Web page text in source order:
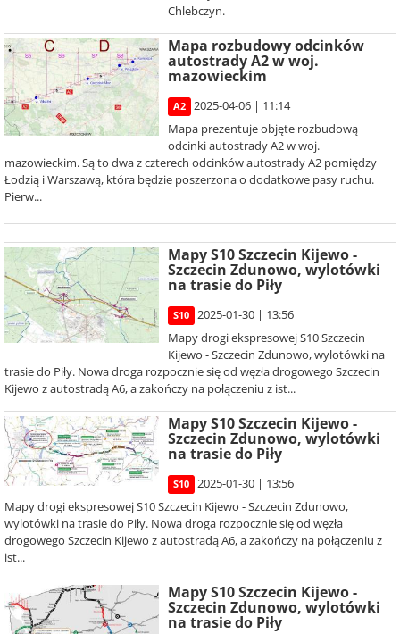
Chlebczyn.
Mapa rozbudowy odcinków
autostrady A2 w woj.
mazowieckim
A2
2025-04-06 | 11:14
Mapa prezentuje objęte rozbudową
odcinki autostrady A2 w woj.
mazowieckim. Są to dwa z czterech odcinków autostrady A2 pomiędzy
Łodzią i Warszawą, która będzie poszerzona o dodatkowe pasy ruchu.
Pierw...
Mapy S10 Szczecin Kijewo -
Szczecin Zdunowo, wylotówki
na trasie do Piły
S10
2025-01-30 | 13:56
Mapy drogi ekspresowej S10 Szczecin
Kijewo - Szczecin Zdunowo, wylotówki na
trasie do Piły. Nowa droga rozpocznie się od węzła drogowego Szczecin
Kijewo z autostradą A6, a zakończy na połączeniu z ist...
Mapy S10 Szczecin Kijewo -
Szczecin Zdunowo, wylotówki
na trasie do Piły
S10
2025-01-30 | 13:56
Mapy drogi ekspresowej S10 Szczecin Kijewo - Szczecin Zdunowo,
wylotówki na trasie do Piły. Nowa droga rozpocznie się od węzła
drogowego Szczecin Kijewo z autostradą A6, a zakończy na połączeniu z
ist...
Mapy S10 Szczecin Kijewo -
Szczecin Zdunowo, wylotówki
na trasie do Piły